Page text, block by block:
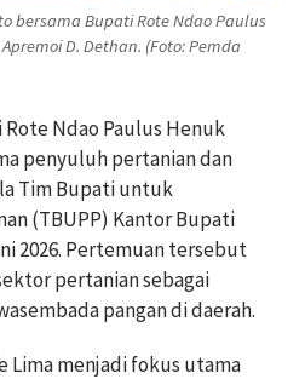
bersama Bupati Rote Ndao Paulus
D. Dethan. (Foto: Pemda
Ndao Paulus Henuk
penyuluh pertanian dan
Tim Bupati untuk
(TBUPP) Kantor Bupati
2026. Pertemuan tersebut
pertanian sebagai
pangan di daerah.
Lima menjadi fokus utama